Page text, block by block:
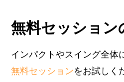
無料セッション
インパクトやスイング全体
無料セッションをお試しく